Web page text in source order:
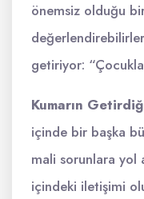
önemsiz olduğu
getiriyor:
Kumarın
içinde bir başka
mali sorunlara yol
içindeki iletişimi